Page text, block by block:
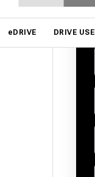
eDRIVE DRIVE